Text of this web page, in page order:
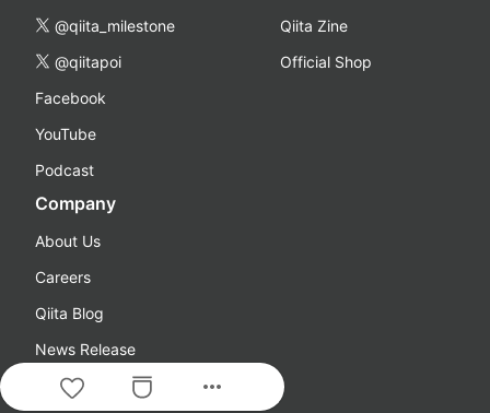
more_horiz
@qiita_milestone
@qiitapoi
Facebook
YouTube
Podcast
Qiita Zine
Official Shop
Company
About Us
Careers
Qiita Blog
News Release